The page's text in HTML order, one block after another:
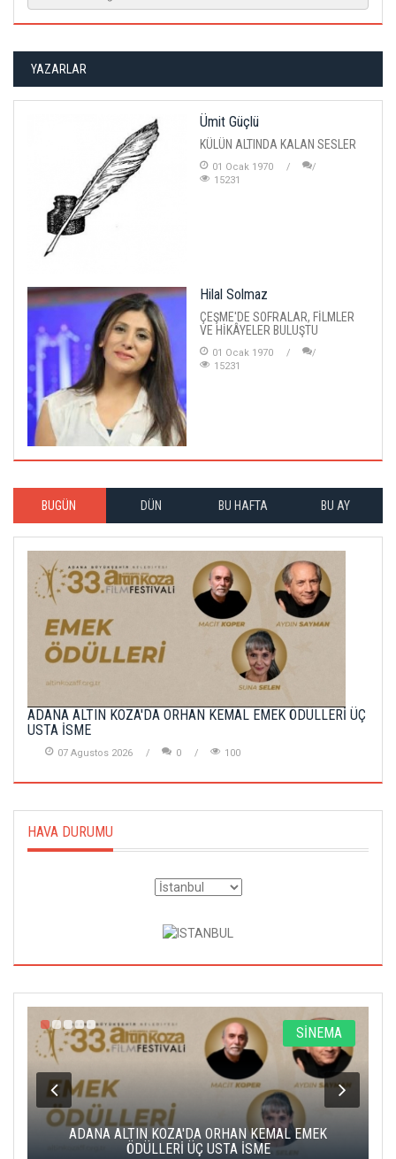
YAZARLAR
Ümit Güçlü
KÜLÜN ALTINDA KALAN SESLER
01 Ocak 1970
15231
Hilal Solmaz
ÇEŞME'DE SOFRALAR, FİLMLER
VE HİKÂYELER BULUŞTU
01 Ocak 1970
15231
BUGÜN DÜN BU HAFTA BU AY
ADANA ALTIN KOZA'DA ORHAN KEMAL EMEK ÖDÜLLERİ ÜÇ
USTA İSME
07 Agustos 2026 0 100
HAVA DURUMU
SİNEMA
ADANA ALTIN KOZA'DA ORHAN KEMAL EMEK
ÖDÜLLERİ ÜÇ USTA İSME